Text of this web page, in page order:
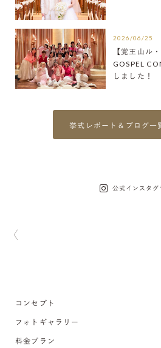
2026/06/25
【覚王山ル
GOSPEL
しました！
挙式レポート＆ブログ一
公式インスタグ
コンセプト
フォトギャラリー
料金プラン